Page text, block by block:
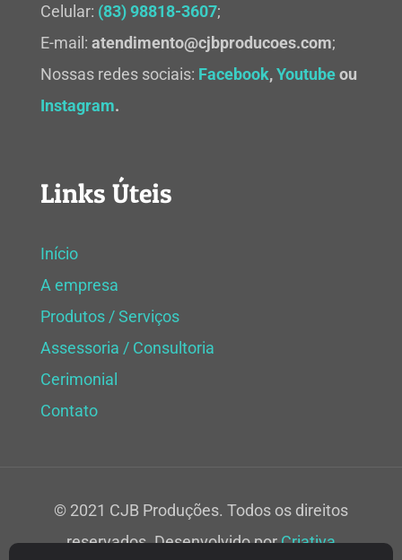
Celular: (83) 98818-3607;
E-mail: atendimento@cjbproducoes.com;
Nossas redes sociais: Facebook,Youtubeou
Instagram.
Links Úteis
Início
A empresa
Produtos / Serviços
Assessoria / Consultoria
Cerimonial
Contato
© 2021 CJB Produções. Todos os direitos
reservados. Desenvolvido porCriativa